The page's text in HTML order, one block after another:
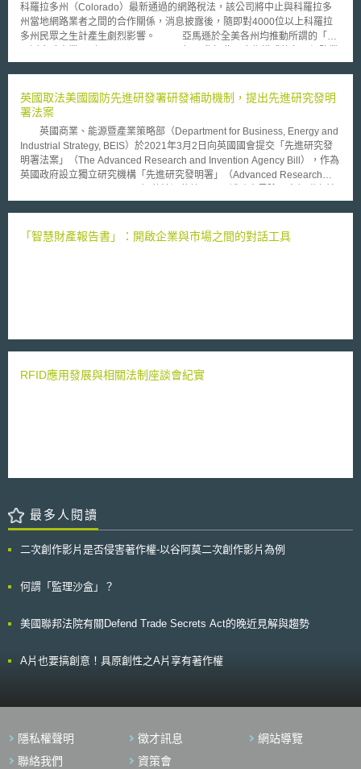
科羅拉多州（Colorado）最新通過的網路稅法，該公司將中止與科羅拉多
州當地網路業者之間的合作關係，消息披露後，隨即對4000位以上科羅拉
多州民眾之生計產生劇烈影響。 亞馬遜於全美各州均推動所謂的「亞
者，只要網路使用者透過業者建置的網路連結而於亞馬遜網站進行消費時，
事實上該公司亦曾因網路課稅問題，而陸續退出北卡羅來納州（North
Carolina）與羅得島州（Rhode Island）之網路購物市場。 然而，相
網路業者為主；此次科羅拉多州（Colorado）通過的新法，應被徵收營業
稅之網路業者，則不以設籍該州為限，凡與該州居民進行交易而設籍於其他
州的網路業者，亦須向該州納稅。同時，科羅拉多州當地居民進行網路購物
時，將須繳交2.9％之網路消費稅。 亞馬遜表示，新法將使迫使該公司
收，有助於彌補該州高達20億美元之預算缺口。
英國取法美國國防先進研發署研發補助機制，提出先進研究發明
署法案
英國商業、能源暨產業策略部（Department for Business, Energy and
Industrial Strategy, BEIS）於2021年3月2日向英國國會提交「先進研究發
明署法案」（The Advanced Research and Invention Agency Bill），作為
英國政府設立獨立研究機構「先進研究發明署」（Advanced Research
瞻科學與技術研究，將仍處於想像階段的新技術、發現、產品或服務化為現
家與研究人員，規劃最具前瞻性與發展潛力的研究領域提供研發補助；同時
免於政府資訊公開的義務，以減少行政程序對於研發進程的影響。但ARIA
「智慧財產報告書」：開啟企業與市場之間的對話工具
RFID應用發展與相關法制座談會紀實
最多人閱讀
二次創作影片是否侵害著作權-以谷阿莫二次創作影片為例
何謂「監理沙盒」？
美國聯邦法院有關Defend Trade Secrets Act的晚近見解與趨勢
A片也要搞創意！具原創性之A片享有著作權
隱私權聲明 徵才訊息
網站導覽
聯絡我們
資策會